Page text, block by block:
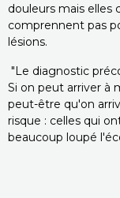
douleurs mais elles
comprennent pas
lésions.
"Le diagnostic
Si on peut arriver à
peut-être qu'on
risque : celles qui
beaucoup loupé